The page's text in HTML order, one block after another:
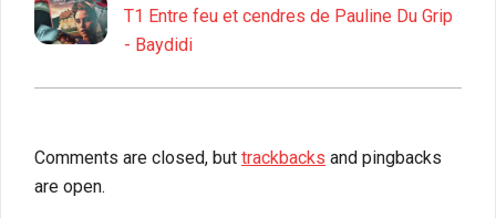
T1 Entre feu et cendres de Pauline Du Grip
- Baydidi
Comments are closed, but trackbacks and pingbacks
are open.